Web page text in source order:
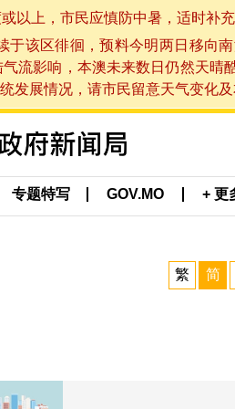
以上，市民应慎防中暑，适时补
该区徘徊，预料今明两日移向
流影响，本澳未来数日仍然天
发展情况，请市民留意天气变化
专题特写 GOV.MO + 更
繁 简